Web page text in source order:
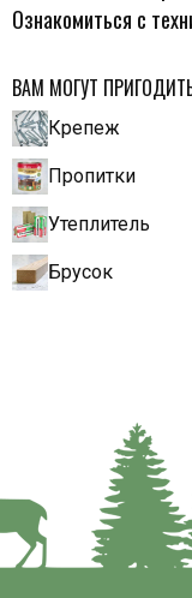
Ознакомиться с
ВАМ МОГУТ
Крепеж
Пропитки
Утеплитель
Брусок